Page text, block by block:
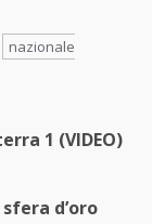
nazionale
1 (VIDEO)
d’oro